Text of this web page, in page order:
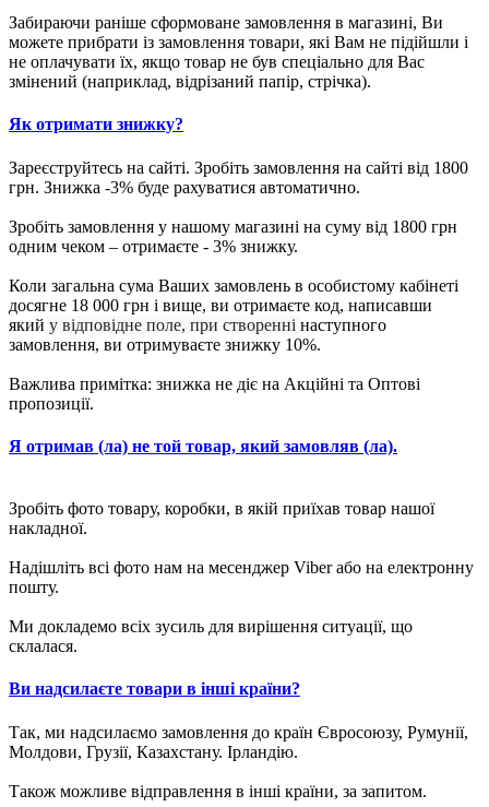
Забираючи раніше сформоване замовлення в магазині, Ви
можете прибрати із замовлення товари, які Вам не підійшли і
не оплачувати їх, якщо товар не був спеціально для Вас
змінений (наприклад, відрізаний папір, стрічка).
Як отримати знижку?
Зареєструйтесь на сайті. Зробіть замовлення на сайті від 1800
грн. Знижка -3% буде рахуватися автоматично.
Зробіть замовлення у нашому магазині на суму від 1800 грн
одним чеком – отримаєте - 3% знижку.
Коли загальна сума Ваших замовлень в особистому кабінеті
досягне 18 000 грн і вище, ви отримаєте код, написавши
який у відповідне поле, при створенні наступного
замовлення, ви отримуваєте знижку 10%.
Важлива примітка: знижка не діє на Акційні та Оптові
пропозиції.
Я отримав (ла) не той товар, який замовляв (ла).
Зробіть фото товару, коробки, в якій приїхав товар нашої
накладної.
Надішліть всі фото нам на месенджер Viber або на електронну
пошту.
Ми докладемо всіх зусиль для вирішення ситуації, що
склалася.
Ви надсилаєте товари в інші країни?
Так, ми надсилаємо замовлення до країн Євросоюзу, Румунії,
Молдови, Грузії, Казахстану. Ірландію.
Також можливе відправлення в інші країни, за запитом.